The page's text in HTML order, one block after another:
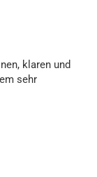
klaren und
sehr